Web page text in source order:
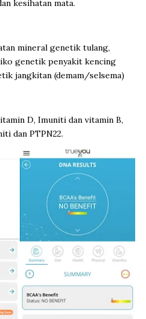
kesihatan mata.
mineral genetik tulang,
genetik penyakit kencing
jangkitan (demam/selsema)
D, Imuniti dan vitamin B,
dan PTPN22.